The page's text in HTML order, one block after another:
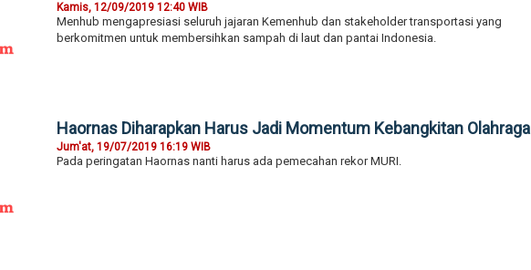
Kamis, 12/09/2019 12:40 WIB
Menhub mengapresiasi seluruh jajaran Kemenhub dan stakeholder transportasi yang
berkomitmen untuk membersihkan sampah di laut dan pantai Indonesia.
Haornas Diharapkan Harus Jadi Momentum Kebangkitan Olahraga
Jum'at, 19/07/2019 16:19 WIB
Pada peringatan Haornas nanti harus ada pemecahan rekor MURI.